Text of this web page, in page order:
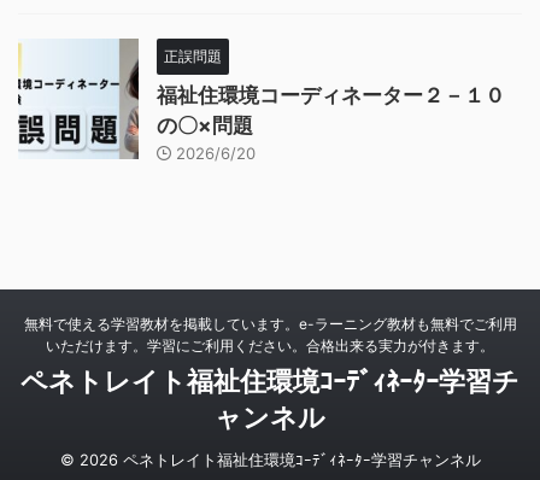
正誤問題
福祉住環境コーディネーター２－１０
の〇×問題
2026/6/20
無料で使える学習教材を掲載しています。e-ラーニング教材も無料でご利用
いただけます。学習にご利用ください。合格出来る実力が付きます。
ペネトレイト福祉住環境ｺｰﾃﾞｨﾈｰﾀｰ学習チ
ャンネル
© 2026 ペネトレイト福祉住環境ｺｰﾃﾞｨﾈｰﾀｰ学習チャンネル